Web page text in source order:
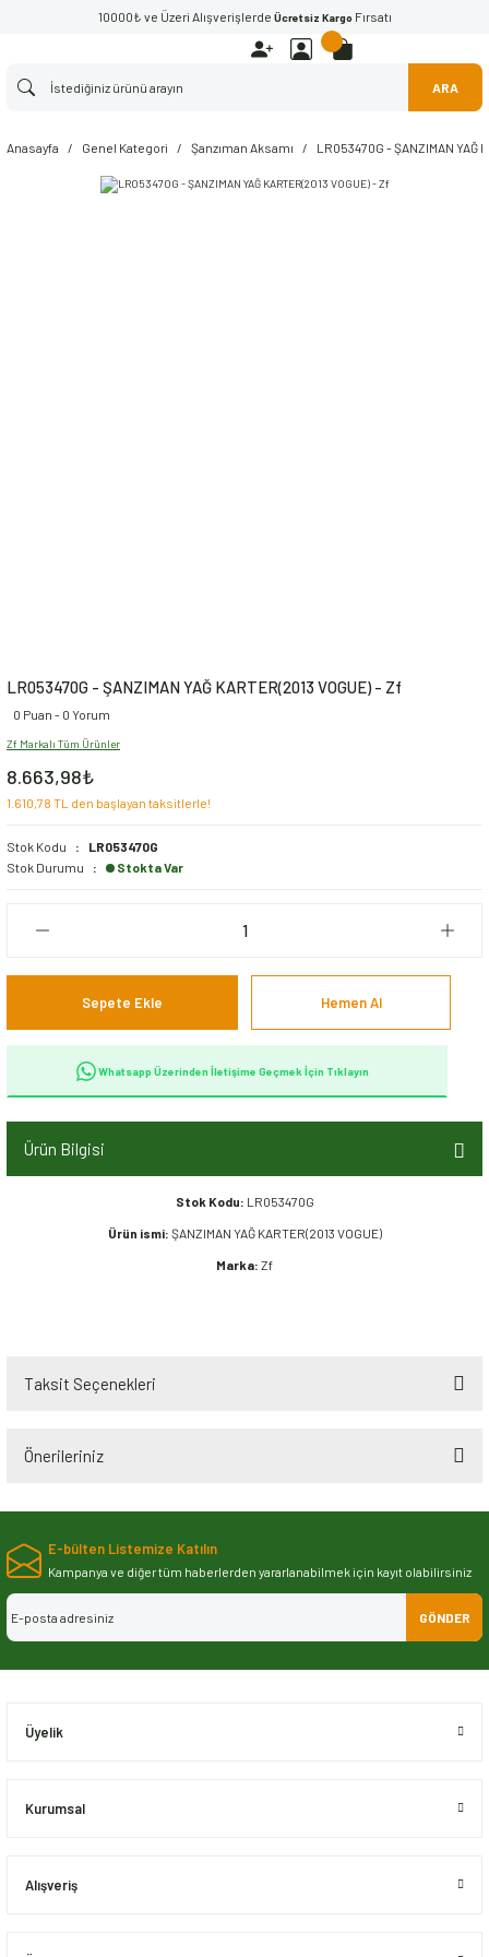
10000₺ ve Üzeri Alışverişlerde Ücretsiz Kargo Fırsatı
ARA
Anasayfa Genel Kategori Şanzıman Aksamı LR053470G - ŞANZIMAN YAĞ
LR053470G - ŞANZIMAN YAĞ KARTER(2013 VOGUE) - Zf
0 Puan - 0 Yorum
Zf Markalı Tüm Ürünler
8.663,98₺
1.610,78 TL den başlayan taksitlerle!
Stok Kodu
LR053470G
Stok Durumu
Stokta Var
Sepete Ekle Hemen Al
Whatsapp Üzerinden İletişime Geçmek İçin Tıklayın
Ürün Bilgisi
Stok Kodu: LR053470G
Ürün ismi: ŞANZIMAN YAĞ KARTER(2013 VOGUE)
Marka: Zf
Taksit Seçenekleri
Önerileriniz
Bu ürünün fiyat bilgisi, resim, ürün açıklamalarında ve diğer konularda
iletebilirsiniz.
Görüş ve önerileriniz için teşekkür ederiz.
Ürün resmi kalitesiz, bozuk veya görüntülenemiyor.
E-bülten Listemize Katılın
Kampanya ve diğer tüm haberlerden yararlanabilmek için kayıt olabilirsiniz
GÖNDER
Üyelik
Kurumsal
Alışveriş